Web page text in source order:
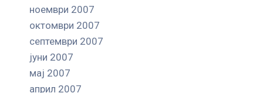
ноември 2007
октомври 2007
септември 2007
јуни 2007
мај 2007
април 2007